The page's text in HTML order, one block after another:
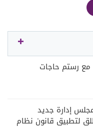
رستم حاجات
إدارة جديد
لتطبيق قانون نظام